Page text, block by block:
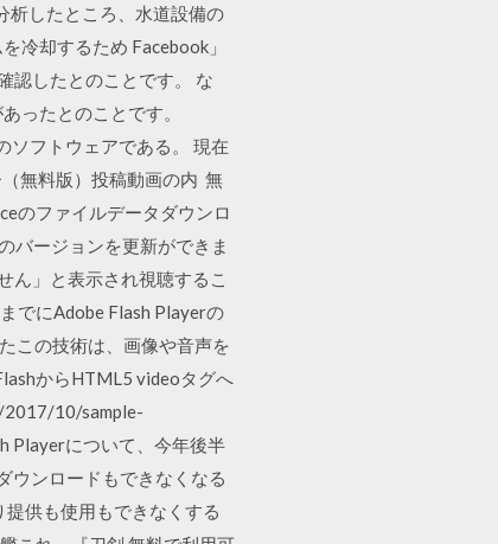
析したところ、水道設備の
冷却するため Facebook」
認したとのことです。 な
ったとのことです。
ソフトウェアである。 現在
無料版）投稿動画の内 無
のファイルデータダウンロ
バージョンを更新ができま
ん」と表示され視聴するこ
でにAdobe Flash Playerの
この技術は、画像や音声を
からHTML5 videoタグへ
2017/10/sample-
Playerについて、今年後半
ウンロードもできなくなる
供も使用もできなくする